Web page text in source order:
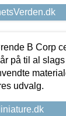
B Corp
på til al
udvalg.